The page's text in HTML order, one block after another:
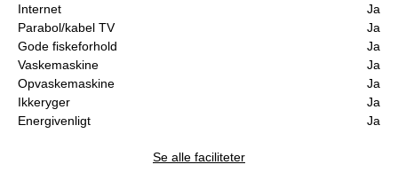
Internet
Ja
Parabol/kabel TV
Ja
Gode fiskeforhold
Ja
Vaskemaskine
Ja
Opvaskemaskine
Ja
Ikkeryger
Ja
Energivenligt
Ja
Se alle faciliteter